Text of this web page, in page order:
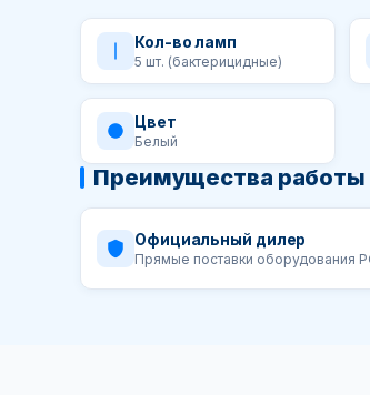
Кол-во ламп
5 шт. (бактерицидные)
Цвет
Белый
Преимущества работы с
Официальный дилер
Прямые поставки оборудования